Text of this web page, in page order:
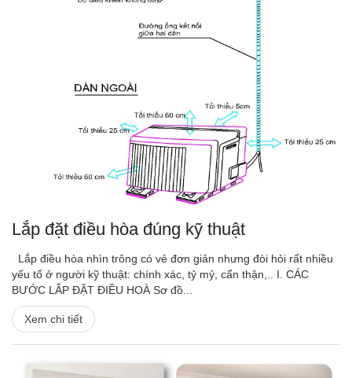
Lắp đặt điều hòa đúng kỹ thuật
Lắp điều hòa nhìn trông có vẻ đơn giản nhưng đòi hỏi rất nhiều
yếu tố ở người kỹ thuật: chính xác, tỷ mỷ, cẩn thận,.. I. CÁC
BƯỚC LẮP ĐẶT ĐIỀU HOÀ Sơ đồ...
Xem chi tiết